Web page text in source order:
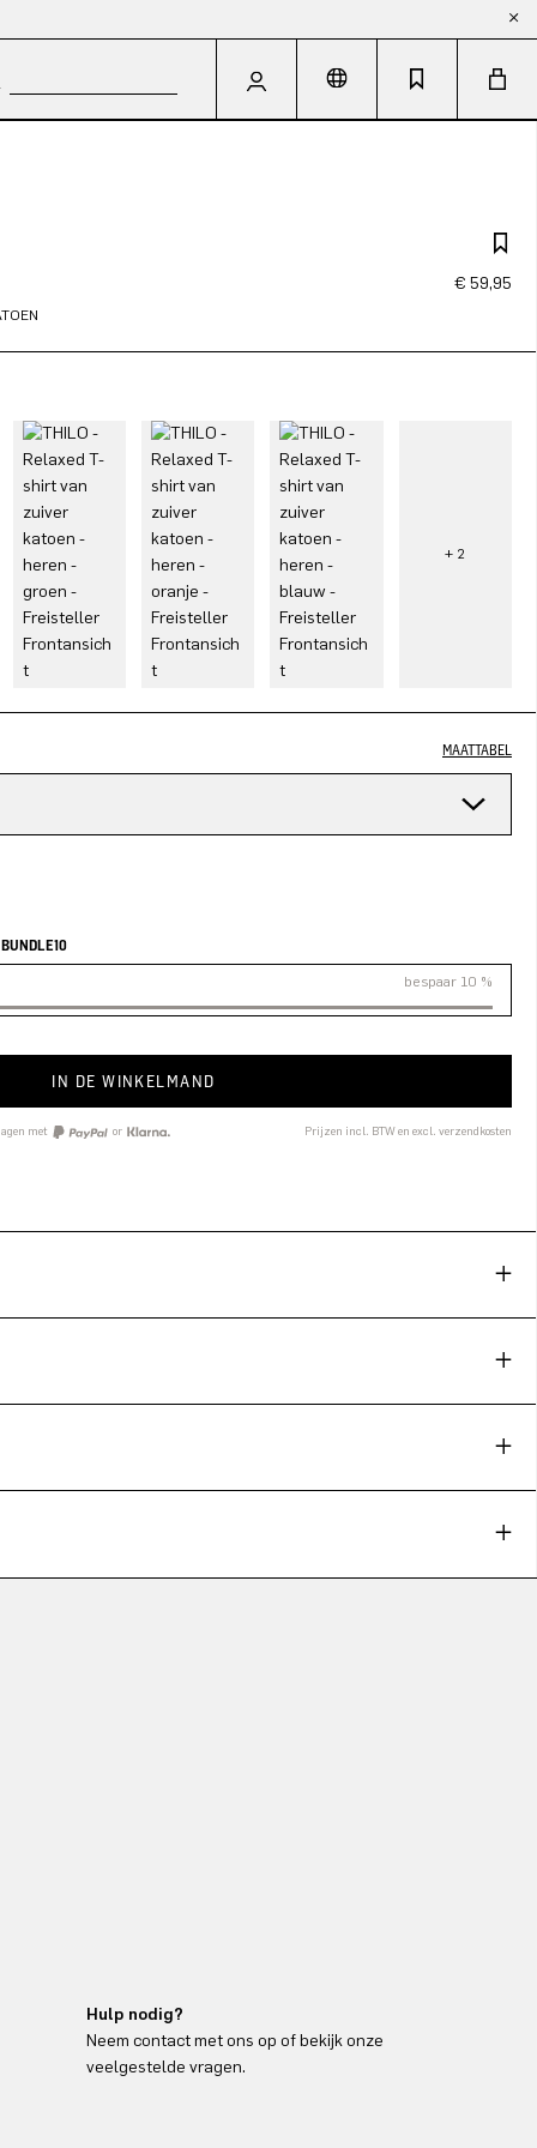
€ 59,95
MAATTABEL
bespaar 10 %
IN DE WINKELMAND
met or Prijzen incl. BTW en excl. verzendkosten
Hulp nodig?
Neem contact met ons op of bekijk onze
veelgestelde vragen.